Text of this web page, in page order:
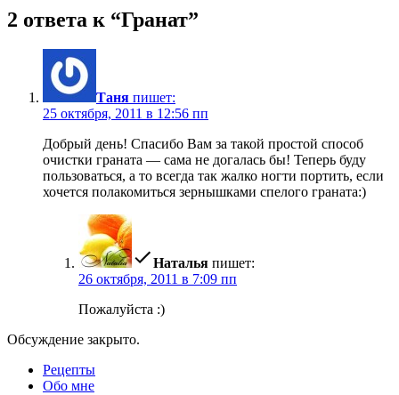
2 ответа к “Гранат”
Таня пишет:
25 октября, 2011 в 12:56 пп
Добрый день! Спасибо Вам за такой простой способ
очистки граната — сама не догалась бы! Теперь буду
пользоваться, а то всегда так жалко ногти портить, если
хочется полакомиться зернышками спелого граната:)
Наталья пишет:
26 октября, 2011 в 7:09 пп
Пожалуйста :)
Обсуждение закрыто.
Рецепты
Обо мне